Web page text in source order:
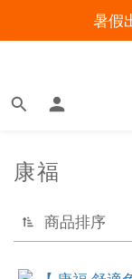
暑假
康福
商品排序